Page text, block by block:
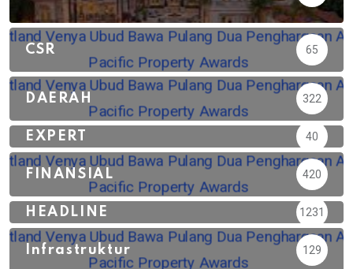
CSR 65
DAERAH 322
EXPERT 40
FINANSIAL 420
HEADLINE 1231
Infrastruktur 129